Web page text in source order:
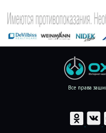
Все права